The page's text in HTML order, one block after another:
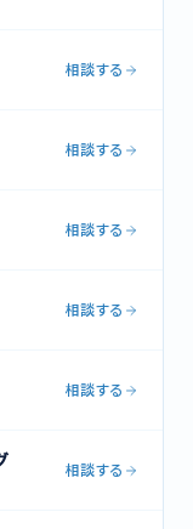
相談する
相談する
相談する
相談する
相談する
相談する